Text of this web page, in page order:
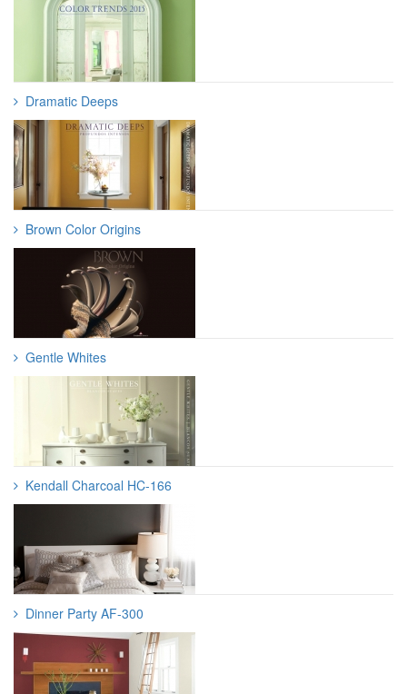
Dramatic Deeps
Brown Color Origins
Gentle Whites
Kendall Charcoal HC-166
Dinner Party AF-300